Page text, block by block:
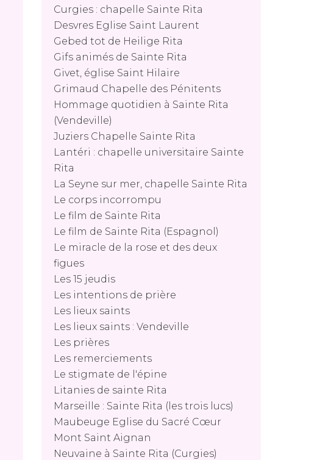
Curgies : chapelle Sainte Rita
Desvres Eglise Saint Laurent
Gebed tot de Heilige Rita
Gifs animés de Sainte Rita
Givet, église Saint Hilaire
Grimaud Chapelle des Pénitents
Hommage quotidien à Sainte Rita
(Vendeville)
Juziers Chapelle Sainte Rita
Lantéri : chapelle universitaire Sainte
Rita
La Seyne sur mer, chapelle Sainte Rita
Le corps incorrompu
Le film de Sainte Rita
Le film de Sainte Rita (Espagnol)
Le miracle de la rose et des deux
figues
Les 15 jeudis
Les intentions de prière
Les lieux saints
Les lieux saints : Vendeville
Les prières
Les remerciements
Le stigmate de l'épine
Litanies de sainte Rita
Marseille : Sainte Rita (les trois lucs)
Maubeuge Eglise du Sacré Cœur
Mont Saint Aignan
Neuvaine à Sainte Rita (Curgies)